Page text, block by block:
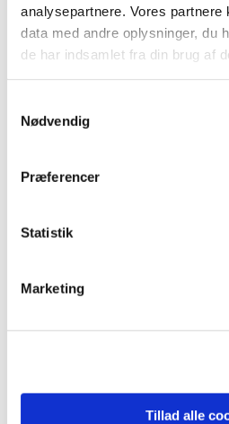
analysepartnere. Vores partnere
data med andre oplysninger, du
de har indsamlet fra din brug af
Nødvendig
Præferencer
Statistik
Marketing
Tillad alle